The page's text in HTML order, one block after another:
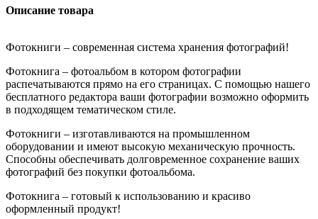
Описание товара
Фотокниги – современная система хранения фотографий!
Фотокнига – фотоальбом в котором фотографии
распечатываются прямо на его страницах. С помощью нашего
бесплатного редактора ваши фотографии возможно оформить
в подходящем тематическом стиле.
Фотокниги – изготавливаются на промышленном
оборудовании и имеют высокую механическую прочность.
Способны обеспечивать долговременное сохранение ваших
фотографий без покупки фотоальбома.
Фотокнига – готовый к использованию и красиво
оформленный продукт!